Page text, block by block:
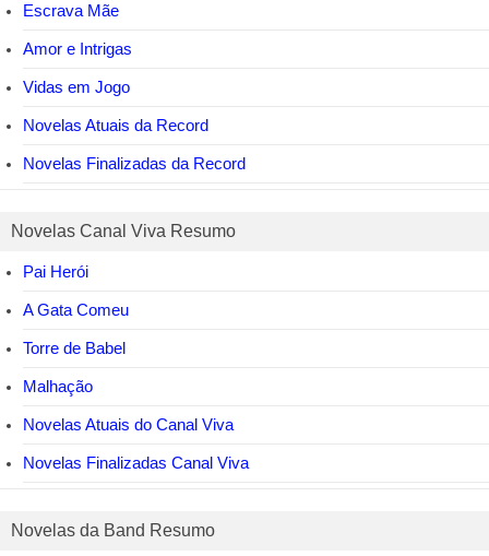
Escrava Mãe
Amor e Intrigas
Vidas em Jogo
Novelas Atuais da Record
Novelas Finalizadas da Record
Novelas Canal Viva Resumo
Pai Herói
A Gata Comeu
Torre de Babel
Malhação
Novelas Atuais do Canal Viva
Novelas Finalizadas Canal Viva
Novelas da Band Resumo